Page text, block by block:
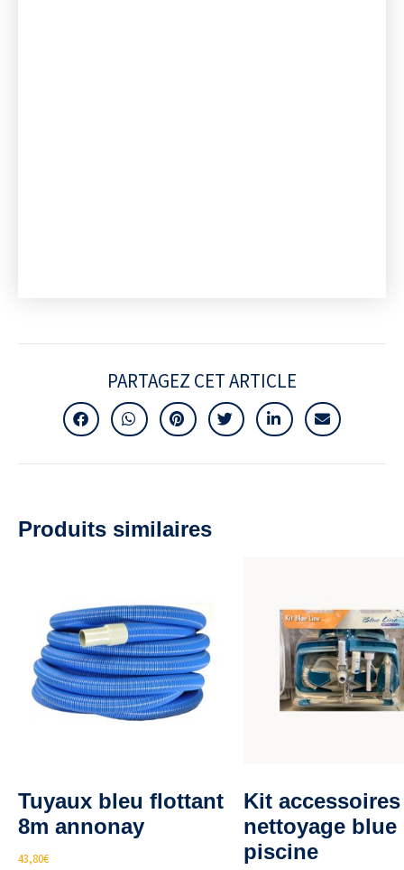
PARTAGEZ CET ARTICLE
Produits similaires
Tuyaux bleu flottant
8m annonay
43,80€
Kit accessoires
nettoyage blue
piscine